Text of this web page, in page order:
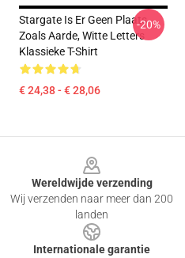
Stargate Is Er Geen Plaats
Zoals Aarde, Witte Letters
Klassieke T-Shirt
€ 24,38 - € 28,06
-20%
Wereldwijde verzending
Wij verzenden naar meer dan 200
landen
Internationale garantie